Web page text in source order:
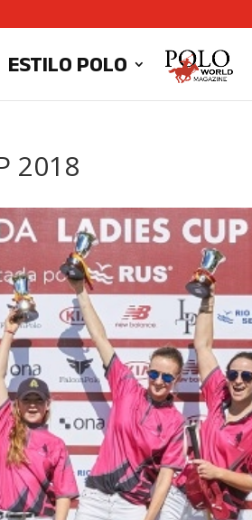
ESTILO POLO
2018